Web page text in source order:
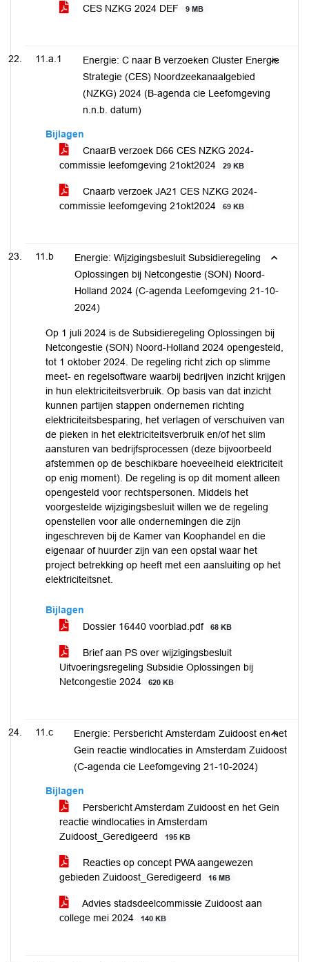
CES NZKG 2024 DEF 9 MB
11.a.1
Energie: C naar B verzoeken Cluster Energie
Strategie (CES) Noordzeekanaalgebied
(NZKG) 2024 (B-agenda cie Leefomgeving
n.n.b. datum)
Bijlagen
CnaarB verzoek D66 CES NZKG 2024-
commissie leefomgeving 21okt2024
29 KB
Cnaarb verzoek JA21 CES NZKG 2024-
commissie leefomgeving 21okt2024
69 KB
11.b
Energie: Wijzigingsbesluit Subsidieregeling
Oplossingen bij Netcongestie (SON) Noord-
Holland 2024 (C-agenda Leefomgeving 21-10-
2024)
Op 1 juli 2024 is de Subsidieregeling Oplossingen bij
Netcongestie (SON) Noord-Holland 2024 opengesteld,
tot 1 oktober 2024. De regeling richt zich op slimme
meet- en regelsoftware waarbij bedrijven inzicht krijgen
in hun elektriciteitsverbruik. Op basis van dat inzicht
kunnen partijen stappen ondernemen richting
elektriciteitsbesparing, het verlagen of verschuiven van
de pieken in het elektriciteitsverbruik en/of het slim
aansturen van bedrijfsprocessen (deze bijvoorbeeld
afstemmen op de beschikbare hoeveelheid elektriciteit
op enig moment). De regeling is op dit moment alleen
opengesteld voor rechtspersonen. Middels het
voorgestelde wijzigingsbesluit willen we de regeling
openstellen voor alle ondernemingen die zijn
ingeschreven bij de Kamer van Koophandel en die
eigenaar of huurder zijn van een opstal waar het
project betrekking op heeft met een aansluiting op het
elektriciteitsnet.
Bijlagen
Dossier 16440 voorblad.pdf
68 KB
Brief aan PS over wijzigingsbesluit
Uitvoeringsregeling Subsidie Oplossingen bij
Netcongestie 2024
620 KB
11.c
Energie: Persbericht Amsterdam Zuidoost en het
Gein reactie windlocaties in Amsterdam Zuidoost
(C-agenda cie Leefomgeving 21-10-2024)
Bijlagen
Persbericht Amsterdam Zuidoost en het Gein
reactie windlocaties in Amsterdam
Zuidoost_Geredigeerd
195 KB
Reacties op concept PWA aangewezen
gebieden Zuidoost_Geredigeerd
16 MB
Advies stadsdeelcommissie Zuidoost aan
college mei 2024
140 KB